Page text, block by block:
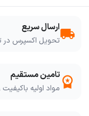
local_shippingارسال سریع
تحویل اکسپرس در
workspace_premium تامین مستقیم
مواد اولیه باکیفیت